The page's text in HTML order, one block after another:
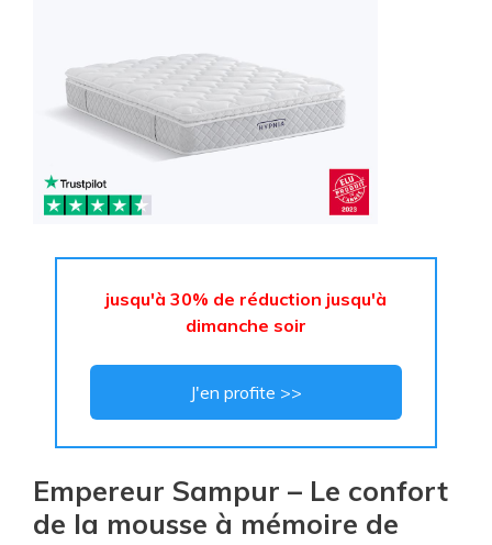
jusqu'à 30% de réduction jusqu'à
dimanche soir
J'en profite >>
Empereur Sampur – Le confort
de la mousse à mémoire de